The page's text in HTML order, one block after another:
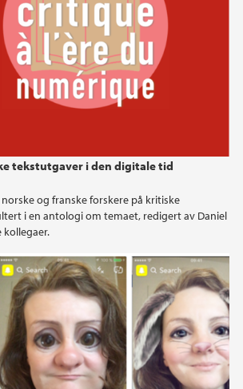
tekstutgaver i den digitale tid
og franske forskere på kritiske
i en antologi om temaet, redigert av Daniel
februar (1)
2025
2024
2022
2021
2019
2018
2017